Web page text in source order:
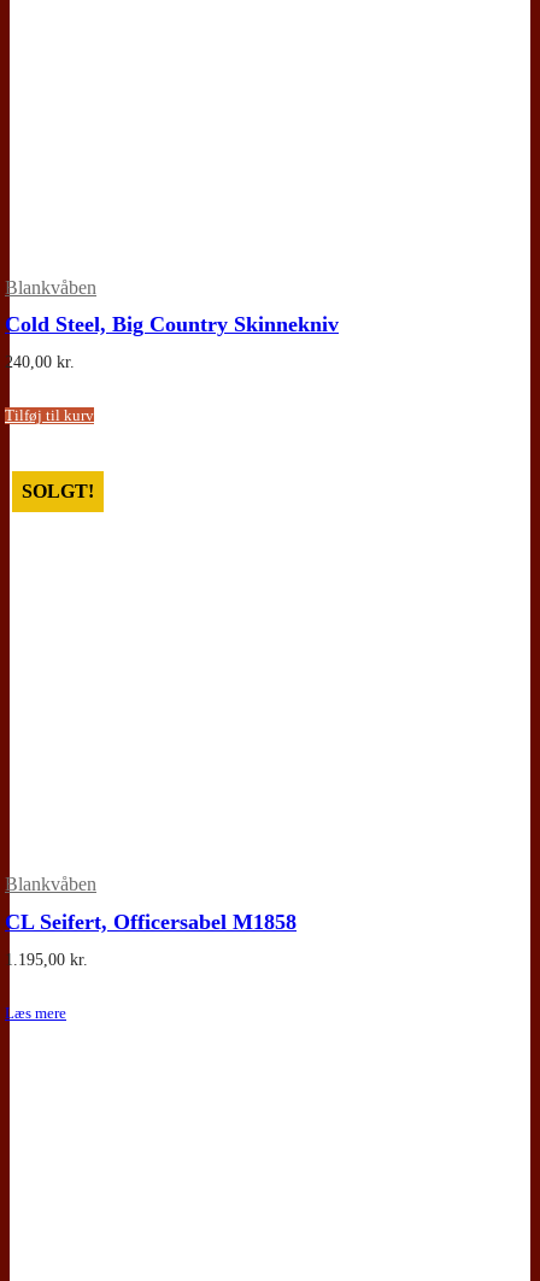
Blankvåben
Cold Steel, Big Country Skinnekniv
240,00 kr.
Tilføj til kurv
Blankvåben
SOLGT!
CL Seifert, Officersabel M1858
1.195,00 kr.
Læs mere